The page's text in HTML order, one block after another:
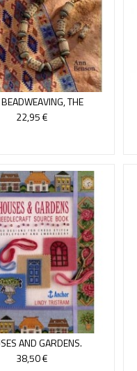
THE
22,95 €
AND GARDENS.
SOURCE BOOK
38,50 €